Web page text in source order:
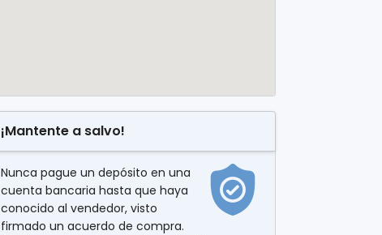
¡Mantente a salvo!
Nunca pague un depósito en una
cuenta bancaria hasta que haya
conocido al vendedor, visto
firmado un acuerdo de compra.